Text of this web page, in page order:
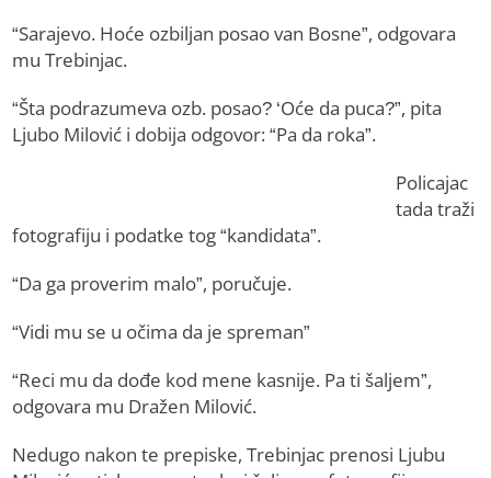
“Sarajevo. Hoće ozbiljan posao van Bosne”, odgovara
mu Trebinjac.
“Šta podrazumeva ozb. posao? ‘Oće da puca?”, pita
Ljubo Milović i dobija odgovor: “Pa da roka”.
Policajac
tada traži
fotografiju i podatke tog “kandidata”.
“Da ga proverim malo”, poručuje.
“Vidi mu se u očima da je spreman”
“Reci mu da dođe kod mene kasnije. Pa ti šaljem”,
odgovara mu Dražen Milović.
Nedugo nakon te prepiske, Trebinjac prenosi Ljubu